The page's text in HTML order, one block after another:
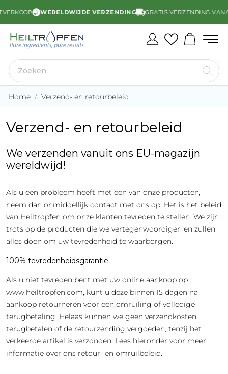
WERELDWIJDE VERZENDING GRATIS VERZENDING
Home Verzend- en retourbeleid
Verzend- en retourbeleid
We verzenden vanuit ons EU-magazijn
wereldwijd!
Als u een probleem heeft met een van onze producten,
neem dan onmiddellijk contact met ons op. Het is het beleid
van Heiltropfen om onze klanten tevreden te stellen. We zijn
trots op de producten die we vertegenwoordigen en zullen
alles doen om uw tevredenheid te waarborgen.
100% tevredenheidsgarantie
Als u niet tevreden bent met uw online aankoop op
www.heiltropfen.com, kunt u deze binnen 15 dagen na
aankoop retourneren voor een omruiling of volledige
terugbetaling. Helaas kunnen we geen verzendkosten
terugbetalen of de retourzending vergoeden, tenzij het
verkeerde artikel is verzonden. Lees hieronder voor meer
informatie over ons retour- en omruilbeleid.